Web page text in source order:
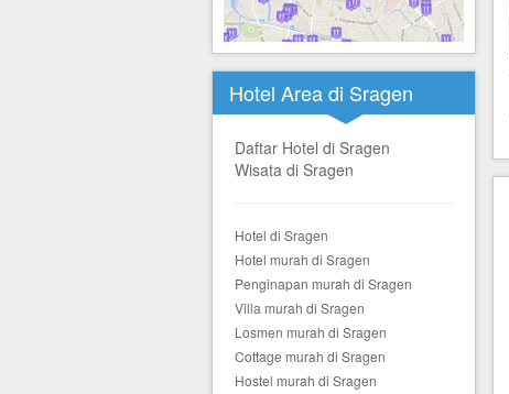
Hotel di Medan
Hotel di Batam
Tour di Flores
Tour di Danau Toba, Medan
Tour di Singapore
Hotel Area di Sragen
Daftar Hotel di Sragen
Wisata di Sragen
Hotel di Sragen
Hotel murah di Sragen
Penginapan murah di Sragen
Villa murah di Sragen
Losmen murah di Sragen
Cottage murah di Sragen
Hostel murah di Sragen